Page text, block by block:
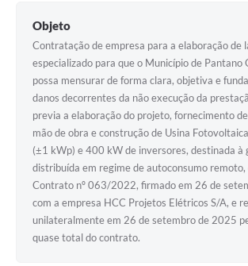
Contas Públicas
Legislação
Editais
Links
Telefones Úteis
Agenda
Diário Oficial
Objeto
Contratação de empresa para a elaboração de
especializado para que o Município de Pantano
possa mensurar de forma clara, objetiva e
danos decorrentes da não execução da
previa a elaboração do projeto, fornecimento
mão de obra e construção de Usina
(±1 kWp) e 400 kW de inversores, destinada à
distribuída em regime de autoconsumo
Contrato nº 063/2022, firmado em 26 de
com a empresa HCC Projetos Elétricos S/A, e
unilateralmente em 26 de setembro de 2025
quase total do contrato.